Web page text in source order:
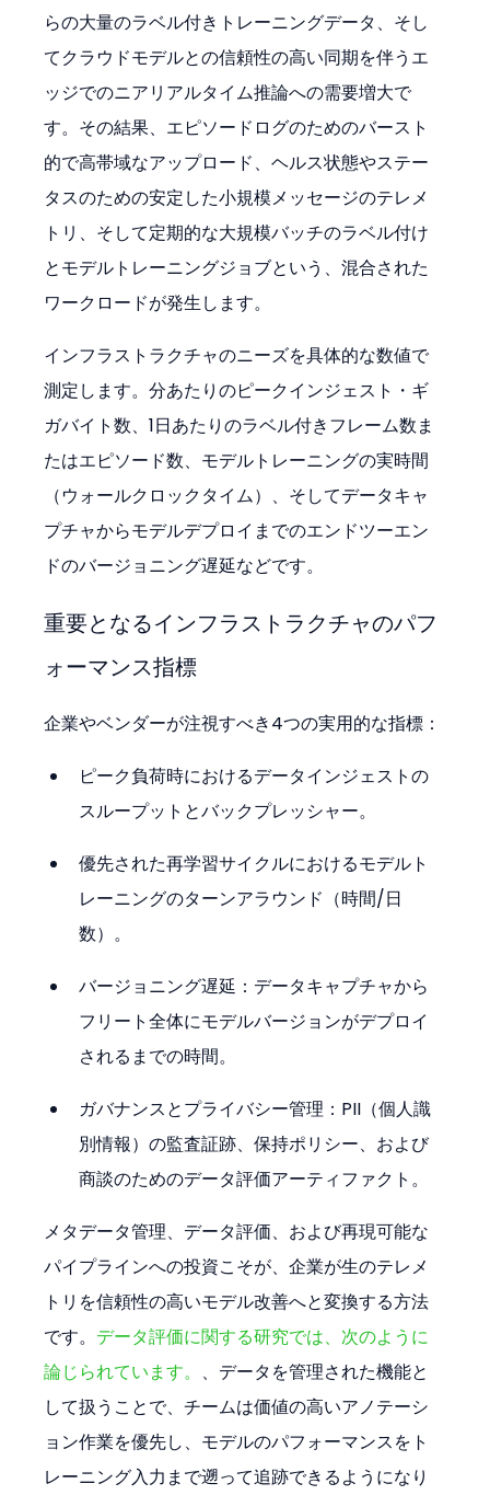
らの大量のラベル付きトレーニングデータ、そし
てクラウドモデルとの信頼性の高い同期を伴うエ
ッジでのニアリアルタイム推論への需要増大で
す。その結果、エピソードログのためのバースト
的で高帯域なアップロード、ヘルス状態やステー
タスのための安定した小規模メッセージのテレメ
トリ、そして定期的な大規模バッチのラベル付け
とモデルトレーニングジョブという、混合された
ワークロードが発生します。
インフラストラクチャのニーズを具体的な数値で
測定します。分あたりのピークインジェスト・ギ
ガバイト数、1日あたりのラベル付きフレーム数ま
たはエピソード数、モデルトレーニングの実時間
（ウォールクロックタイム）、そしてデータキャ
プチャからモデルデプロイまでのエンドツーエン
ドのバージョニング遅延などです。
重要となるインフラストラクチャのパフ
ォーマンス指標
企業やベンダーが注視すべき4つの実用的な指標：
ピーク負荷時におけるデータインジェストの
スループットとバックプレッシャー。
優先された再学習サイクルにおけるモデルト
レーニングのターンアラウンド（時間/日
数）。
バージョニング遅延：データキャプチャから
フリート全体にモデルバージョンがデプロイ
されるまでの時間。
ガバナンスとプライバシー管理：PII（個人識
別情報）の監査証跡、保持ポリシー、および
商談のためのデータ評価アーティファクト。
メタデータ管理、データ評価、および再現可能な
パイプラインへの投資こそが、企業が生のテレメ
トリを信頼性の高いモデル改善へと変換する方法
です。 データ評価に関する研究では、次のように
論じられています。 、データを管理された機能と
して扱うことで、チームは価値の高いアノテーシ
ョン作業を優先し、モデルのパフォーマンスをト
レーニング入力まで遡って追跡できるようになり